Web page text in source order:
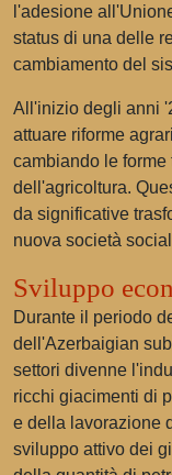
l'adesione
status di una delle
cambiamento del
All'inizio degli anni
attuare riforme
cambiando le
dell'agricoltura.
da significative
nuova società
Sviluppo
Durante il periodo
dell'Azerbaigian
settori divenne
ricchi giacimenti di
e della lavorazione
sviluppo attivo dei